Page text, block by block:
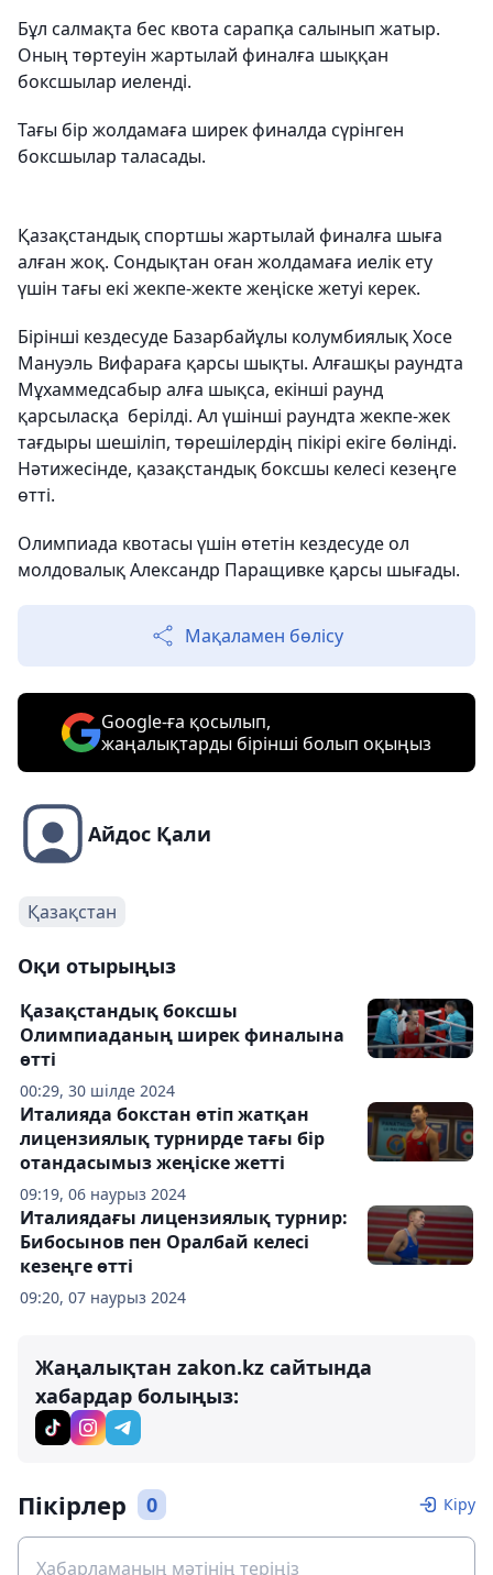
Бұл салмақта бес квота сарапқа салынып жатыр.
Оның төртеуін жартылай финалға шыққан
боксшылар иеленді.
Тағы бір жолдамаға ширек финалда сүрінген
боксшылар таласады.
Қазақстандық спортшы жартылай финалға шыға
алған жоқ. Сондықтан оған жолдамаға иелік ету
үшін тағы екі жекпе-жекте жеңіске жетуі керек.
Бірінші кездесуде Базарбайұлы колумбиялық Хосе
Мануэль Вифараға қарсы шықты. Алғашқы раундта
Мұхаммедсабыр алға шықса, екінші раунд
қарсыласқа берілді. Ал үшінші раундта жекпе-жек
тағдыры шешіліп, төрешілердің пікірі екіге бөлінді.
Нәтижесінде, қазақстандық боксшы келесі кезеңге
өтті.
Олимпиада квотасы үшін өтетін кездесуде ол
молдовалық Александр Паращивке қарсы шығады.
Мақаламен бөлісу
Google-ға қосылып,
жаңалықтарды бірінші болып оқыңыз
Айдос Қали
Қазақстан
Оқи отырыңыз
00:29, 30 шілде 2024
Қазақстандық боксшы
Олимпиаданың ширек финалына
өтті
09:19, 06 наурыз 2024
Италияда бокстан өтіп жатқан
лицензиялық турнирде тағы бір
отандасымыз жеңіске жетті
09:20, 07 наурыз 2024
Италиядағы лицензиялық турнир:
Бибосынов пен Оралбай келесі
кезеңге өтті
Жаңалықтан zakon.kz сайтында
хабардар болыңыз:
Пікірлер 0 Кіру